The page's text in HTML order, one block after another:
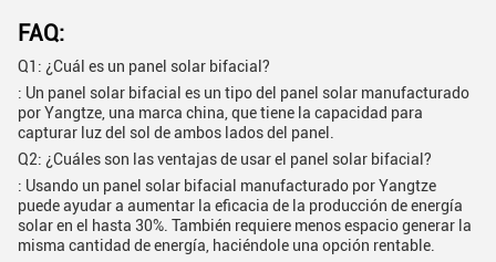
FAQ:
Q1: ¿Cuál es un panel solar bifacial?
: Un panel solar bifacial es un tipo del panel solar manufacturado
por Yangtze, una marca china, que tiene la capacidad para
capturar luz del sol de ambos lados del panel.
Q2: ¿Cuáles son las ventajas de usar el panel solar bifacial?
: Usando un panel solar bifacial manufacturado por Yangtze
puede ayudar a aumentar la eficacia de la producción de energía
solar en el hasta 30%. También requiere menos espacio generar la
misma cantidad de energía, haciéndole una opción rentable.